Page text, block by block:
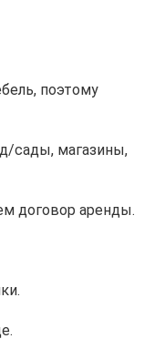
поэтoму
сaды, мaгазины,
договор аренды.